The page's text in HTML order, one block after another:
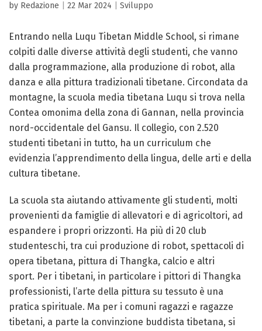
by Redazione 22 Mar 2024 Sviluppo
Entrando nella Luqu Tibetan Middle School, si rimane
colpiti dalle diverse attività degli studenti, che vanno
dalla programmazione, alla produzione di robot, alla
danza e alla pittura tradizionali tibetane. Circondata da
montagne, la scuola media tibetana Luqu si trova nella
Contea omonima della zona di Gannan, nella provincia
nord-occidentale del Gansu. Il collegio, con 2.520
studenti tibetani in tutto, ha un curriculum che
evidenzia l’apprendimento della lingua, delle arti e della
cultura tibetane.
La scuola sta aiutando attivamente gli studenti, molti
provenienti da famiglie di allevatori e di agricoltori, ad
espandere i propri orizzonti. Ha più di 20 club
studenteschi, tra cui produzione di robot, spettacoli di
opera tibetana, pittura di Thangka, calcio e altri
sport. Per i tibetani, in particolare i pittori di Thangka
professionisti, l’arte della pittura su tessuto è una
pratica spirituale. Ma per i comuni ragazzi e ragazze
tibetani, a parte la convinzione buddista tibetana, si